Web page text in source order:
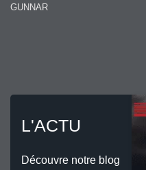
GUNNAR
L'ACTU
Découvre notre blog